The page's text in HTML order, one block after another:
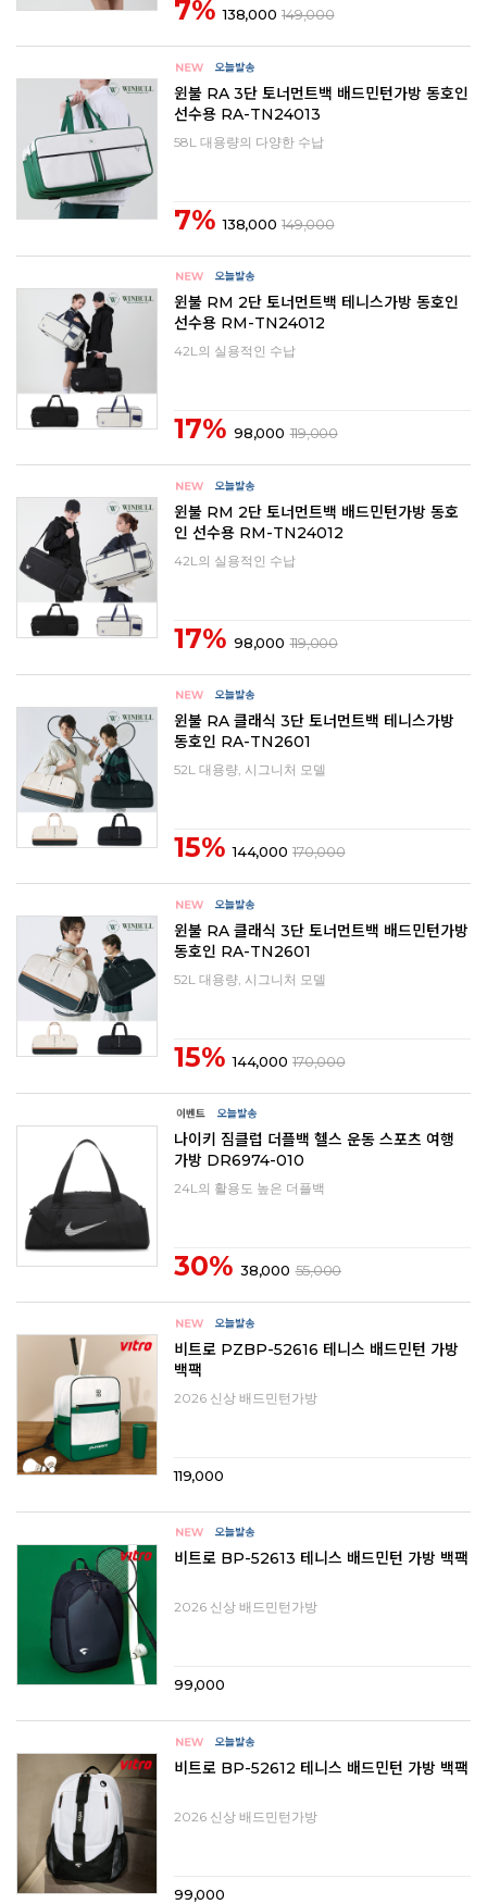
7% 138,000 149,000
윈불 RA 3단 토너먼트백 배드민턴가방 동호인
선수용 RA-TN24013
58L 대용량의 다양한 수납
7% 138,000 149,000
윈불 RM 2단 토너먼트백 테니스가방 동호인
선수용 RM-TN24012
42L의 실용적인 수납
17% 98,000 119,000
윈불 RM 2단 토너먼트백 배드민턴가방 동호
인 선수용 RM-TN24012
42L의 실용적인 수납
17% 98,000 119,000
윈불 RA 클래식 3단 토너먼트백 테니스가방
동호인 RA-TN2601
52L 대용량, 시그니처 모델
15% 144,000 170,000
윈불 RA 클래식 3단 토너먼트백 배드민턴가방
동호인 RA-TN2601
52L 대용량, 시그니처 모델
15% 144,000 170,000
나이키 짐클럽 더플백 헬스 운동 스포츠 여행
가방 DR6974-010
24L의 활용도 높은 더플백
30% 38,000 55,000
비트로 PZBP-52616 테니스 배드민턴 가방
백팩
2026 신상 배드민턴가방
119,000
비트로 BP-52613 테니스 배드민턴 가방 백팩
2026 신상 배드민턴가방
99,000
비트로 BP-52612 테니스 배드민턴 가방 백팩
2026 신상 배드민턴가방
99,000